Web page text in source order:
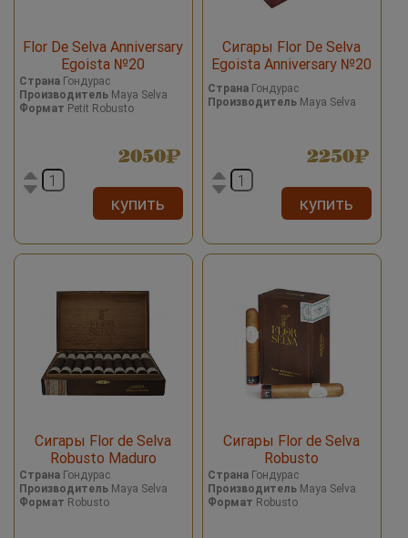
Flor De Selva Anniversary
Egoista №20
Страна Гондурас
Производитель Maya Selva
Формат Petit Robusto
2050
купить
Сигары Flor De Selva
Egoista Anniversary №20
СтранаГондурас
ПроизводительMaya Selva
2250
купить
Сигары Flor de Selva
Robusto Maduro
Страна Гондурас
Производитель Maya Selva
Формат Robusto
Сигары Flor de Selva
Robusto
СтранаГондурас
ПроизводительMaya Selva
Формат Robusto